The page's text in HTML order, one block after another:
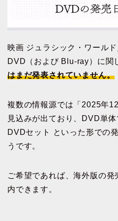
映画 ジュラシック・ワール
DVD（および Blu-ray）に関
はまだ発表されていません。
複数の情報源では「2025年
見込みが出ており、DVD単
DVDセット といった形での
うです。
ご希望であれば、海外版の
内できます。